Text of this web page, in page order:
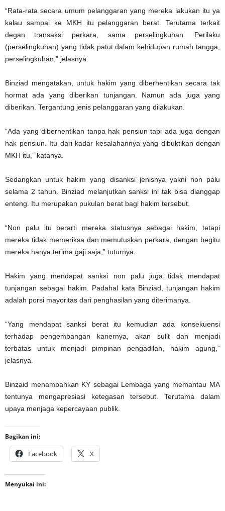
“Rata-rata secara umum pelanggaran yang mereka lakukan itu ya
kalau sampai ke MKH itu pelanggaran berat. Terutama terkait
degan transaksi perkara, sama perselingkuhan. Perilaku
(perselingkuhan) yang tidak patut dalam kehidupan rumah tangga,
perselingkuhan,” jelasnya.
Binziad mengatakan, untuk hakim yang diberhentikan secara tak
hormat ada yang diberikan tunjangan. Namun ada juga yang
diberikan. Tergantung jenis pelanggaran yang dilakukan.
“Ada yang diberhentikan tanpa hak pensiun tapi ada juga dengan
hak pensiun. Itu dari kadar kesalahannya yang dibuktikan dengan
MKH itu,” katanya.
Sedangkan untuk hakim yang disanksi jenisnya yakni non palu
selama 2 tahun. Binziad melanjutkan sanksi ini tak bisa dianggap
enteng. Itu merupakan pukulan berat bagi hakim tersebut.
“Non palu itu berarti mereka statusnya sebagai hakim, tetapi
mereka tidak memeriksa dan memutuskan perkara, dengan begitu
mereka hanya terima gaji saja,” tuturnya.
Hakim yang mendapat sanksi non palu juga tidak mendapat
tunjangan sebagai hakim. Padahal kata Binziad, tunjangan hakim
adalah porsi mayoritas dari penghasilan yang diterimanya.
“Yang mendapat sanksi berat itu kemudian ada konsekuensi
terhadap pengembangan kariernya, akan sulit dan menjadi
terbatas untuk menjadi pimpinan pengadilan, hakim agung,”
jelasnya.
Binzaid menambahkan KY sebagai Lembaga yang memantau MA
tentunya mengapresiasi ketegasan tersebut. Terutama dalam
upaya menjaga kepercayaan publik.
Bagikan ini:
Facebook X
Menyukai ini: